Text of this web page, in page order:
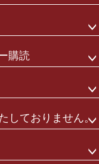
購読
しておりません。